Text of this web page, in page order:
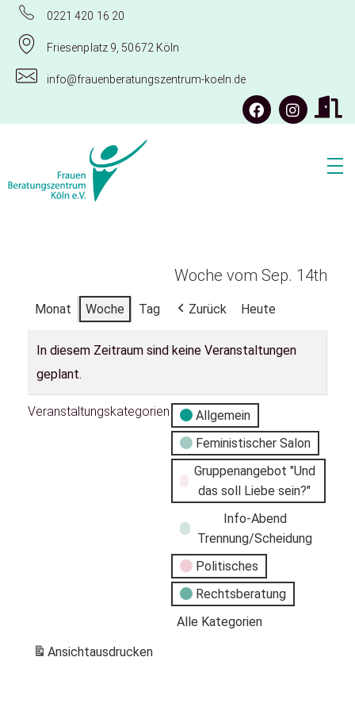
0221 420 16 20
Friesenplatz 9, 50672 Köln
info@frauenberatungszentrum-koeln.de
Woche vom Sep. 14th
Monat Woche Tag Zurück Heute
In diesem Zeitraum sind keine Veranstaltungen
geplant.
Veranstaltungskategorien
Allgemein
Feministischer Salon
Gruppenangebot "Und
das soll Liebe sein?"
Info-Abend
Trennung/Scheidung
Politisches
Rechtsberatung
Alle Kategorien
Ansichtausdrucken